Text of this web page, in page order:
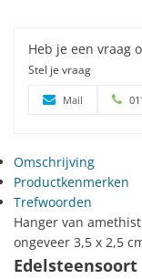
Heb je een vraag
Stel je vraag
Mail
Omschrijving
Productkenmerken
Trefwoorden
Hanger van
ongeveer 3,5 x 2,5
Edelsteensoort